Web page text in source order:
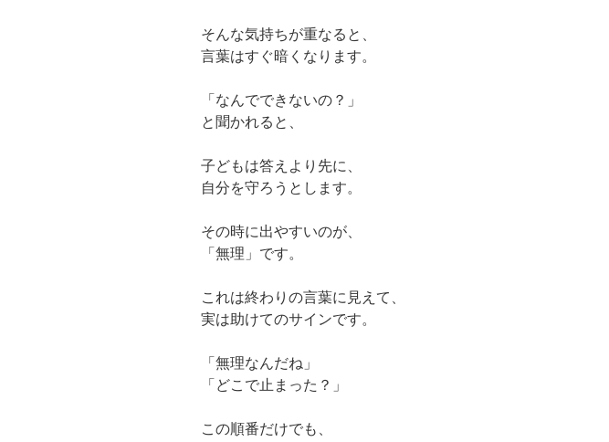
そんな気持ちが重なると、
言葉はすぐ暗くなります。
「なんでできないの？」
と聞かれると、
子どもは答えより先に、
自分を守ろうとします。
その時に出やすいのが、
「無理」です。
これは終わりの言葉に見えて、
実は助けてのサインです。
「無理なんだね」
「どこで止まった？」
この順番だけでも、